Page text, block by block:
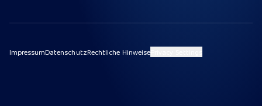
ImpressumDatenschutzRechtliche Hinweise